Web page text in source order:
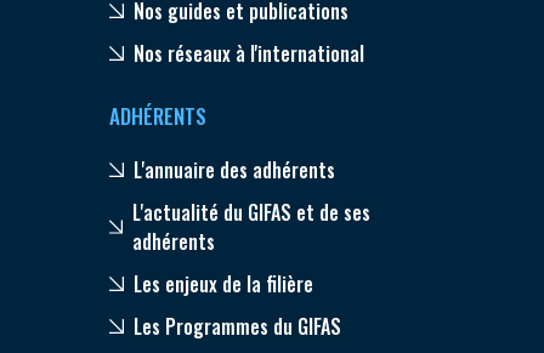
Nos guides et publications
Nos réseaux à l'international
ADHÉRENTS
L'annuaire des adhérents
L'actualité du GIFAS et de ses
adhérents
Les enjeux de la filière
Les Programmes du GIFAS